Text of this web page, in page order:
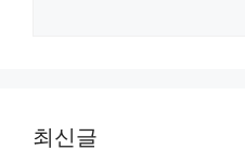
최신글